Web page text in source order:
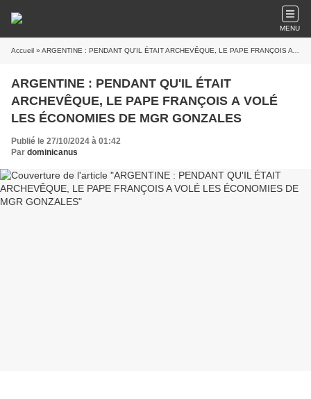
MENU
Accueil » ARGENTINE : PENDANT QU'IL ÉTAIT ARCHEVÊQUE, LE PAPE FRANÇOIS A VOLÉ LES ÉCONOMIES DE MGR GONZALES
ARGENTINE : PENDANT QU'IL ÉTAIT
ARCHEVÊQUE, LE PAPE FRANÇOIS A VOLÉ
LES ÉCONOMIES DE MGR GONZALES
Publié le 27/10/2024 à 01:42
Par dominicanus